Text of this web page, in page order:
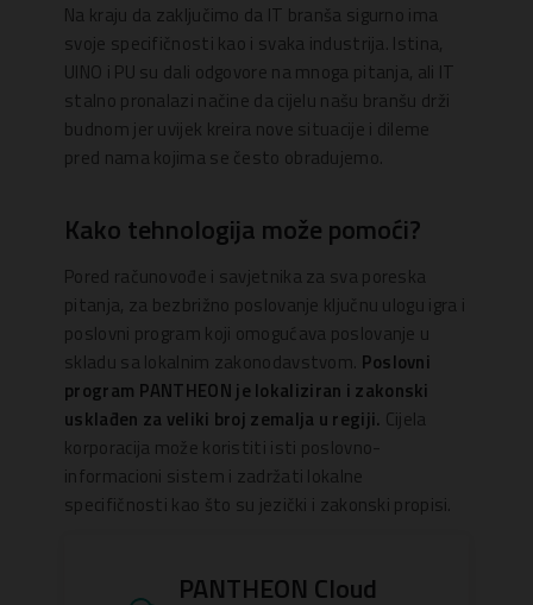
Na kraju da zaključimo da IT branša sigurno ima
svoje specifičnosti kao i svaka industrija. Istina,
UINO i PU su dali odgovore na mnoga pitanja, ali IT
stalno pronalazi načine da cijelu našu branšu drži
budnom jer uvijek kreira nove situacije i dileme
pred nama kojima se često obradujemo.
Kako tehnologija može pomoći?
Pored računovođe i savjetnika za sva poreska
pitanja, za bezbrižno poslovanje ključnu ulogu igra i
poslovni program koji omogućava poslovanje u
skladu sa lokalnim zakonodavstvom. Poslovni
program PANTHEON je lokaliziran i zakonski
usklađen za veliki broj zemalja u regiji. Cijela
korporacija može koristiti isti poslovno-
informacioni sistem i zadržati lokalne
specifičnosti kao što su jezički i zakonski propisi.
PANTHEON Cloud